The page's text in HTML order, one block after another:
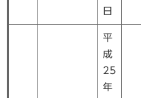
日
平
成
25
年